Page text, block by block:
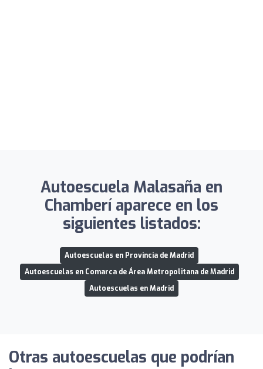
Autoescuela Malasaña en
Chamberí aparece en los
siguientes listados:
Autoescuelas en Provincia de Madrid
Autoescuelas en Comarca de Área Metropolitana de Madrid
Autoescuelas en Madrid
Otras autoescuelas que podrían